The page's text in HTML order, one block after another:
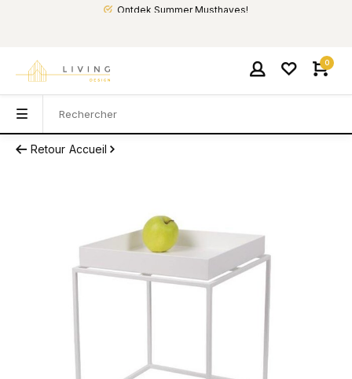
Ontdek Summer Musthaves!
0
Retour Accueil